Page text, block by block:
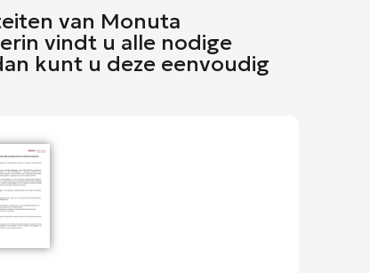
van Monuta
vindt u alle nodige
kunt u deze eenvoudig